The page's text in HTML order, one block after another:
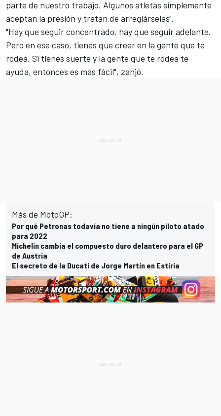
parte de nuestro trabajo. Algunos atletas simplemente
aceptan la presión y tratan de arreglárselas".
"Hay que seguir concentrado, hay que seguir adelante.
Pero en ese caso, tienes que creer en la gente que te
rodea. Si tienes suerte y la gente que te rodea te
ayuda, entonces es más fácil", zanjó.
Más de MotoGP:
Por qué Petronas todavía no tiene a ningún piloto atado
para 2022
Michelin cambia el compuesto duro delantero para el GP
de Austria
El secreto de la Ducati de Jorge Martín en Estiria